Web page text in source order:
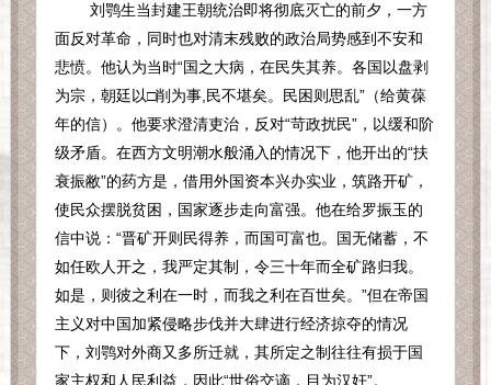
刘鹗生当封建王朝统治即将彻底灭亡的前夕，一方
面反对革命，同时也对清末残败的政治局势感到不安和
悲愤。他认为当时“国之大病，在民失其养。各国以盘剥
为宗，朝廷以□削为事 民不堪矣。民困则思乱”（给黄葆
年的信）。他要求澄清吏治，反对“苛政扰民”，以缓和阶
级矛盾。在西方文明潮水般涌入的情况下，他开出的“扶
衰振敝”的药方是，借用外国资本兴办实业，筑路开矿，
使民众摆脱贫困，国家逐步走向富强。他在给罗振玉的
信中说：“晋矿开则民得养，而国可富也。国无储蓄，不
如任欧人开之，我严定其制，令三十年而全矿路归我。
如是，则彼之利在一时，而我之利在百世矣。”但在帝国
主义对中国加紧侵略步伐并大肆进行经济掠夺的情况
下，刘鹗对外商又多所迁就，其所定之制往往有损于国
家主权和人民利益，因此“世俗交谪，目为汉奸”。